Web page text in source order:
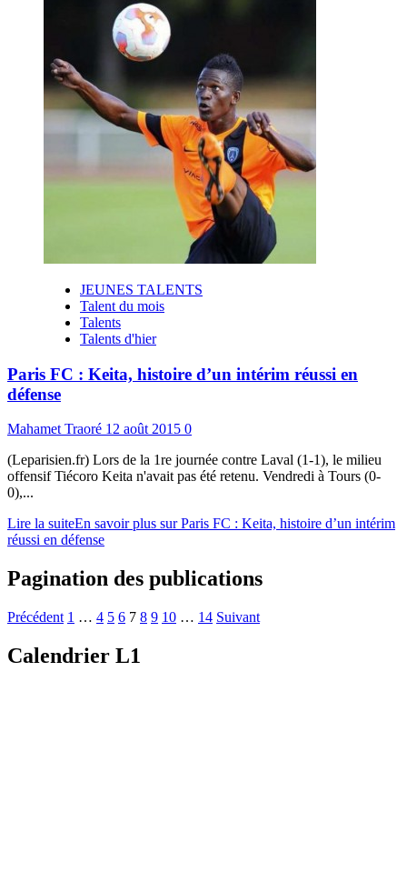
JEUNES TALENTS
Talent du mois
Talents
Talents d'hier
Paris FC : Keita, histoire d’un intérim réussi en
défense
Mahamet Traoré 12 août 2015 0
(Leparisien.fr) Lors de la 1re journée contre Laval (1-1), le milieu
offensif Tiécoro Keita n'avait pas été retenu. Vendredi à Tours (0-
0),...
Lire la suiteEn savoir plus sur Paris FC : Keita, histoire d’un intérim
réussi en défense
Pagination des publications
Précédent 1 … 4 5 6 7 8 9 10 … 14 Suivant
Calendrier L1